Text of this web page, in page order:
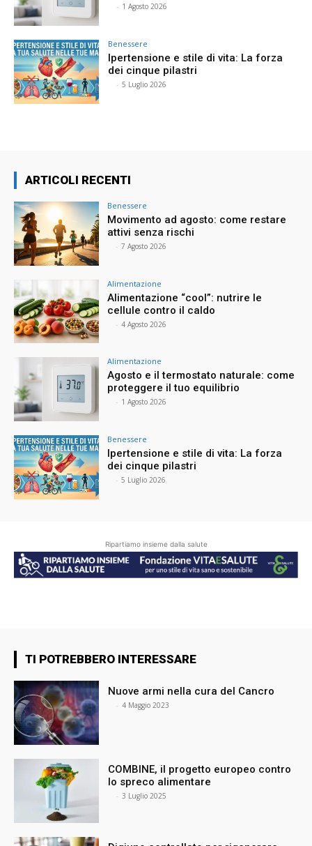
- 1 Agosto 2026
Benessere
Ipertensione e stile di vita: La forza
dei cinque pilastri
- 5 Luglio 2026
ARTICOLI RECENTI
Benessere
Movimento ad agosto: come restare
attivi senza rischi
- 7 Agosto 2026
Alimentazione
Alimentazione “cool”: nutrire le
cellule contro il caldo
- 4 Agosto 2026
Alimentazione
Agosto e il termostato naturale: come
proteggere il tuo equilibrio
- 1 Agosto 2026
Benessere
Ipertensione e stile di vita: La forza
dei cinque pilastri
- 5 Luglio 2026
Ripartiamo insieme dalla salute
TI POTREBBERO INTERESSARE
Nuove armi nella cura del Cancro
- 4 Maggio 2023
COMBINE, il progetto europeo contro
lo spreco alimentare
- 3 Luglio 2025